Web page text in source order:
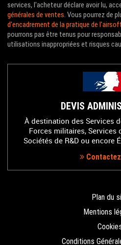
services, l'acheteur déclare avoir lu,
générales de ventes. Vous pourrez de
d'encadrement de la pratique de
pourrons pas être tenus pour
utilisations inappropriées et risques
DEVIS
À destination des Services
Forces militaires, Services
Sociétés de R&D ou encore
Plan du
Mentions
Conditions